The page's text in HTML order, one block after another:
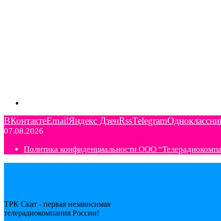
ВКонтактеEmailЯндекс ДзенRssTelegram
07.08.2026
Политика конфиденциальности ООО
ТРК Скат - первая независимая
телерадиокомпания Роcсии!